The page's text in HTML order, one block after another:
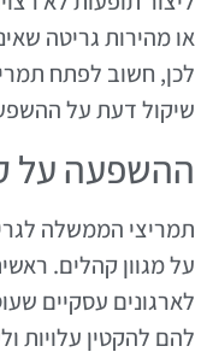
או מהירות גריטה
לכן, חשוב לפתח
שיקול דעת על
ההשפעה על
תמריצי הממשלה
על מגוון קהלים.
לארגונים עסקיים
להם להקטין עלויות